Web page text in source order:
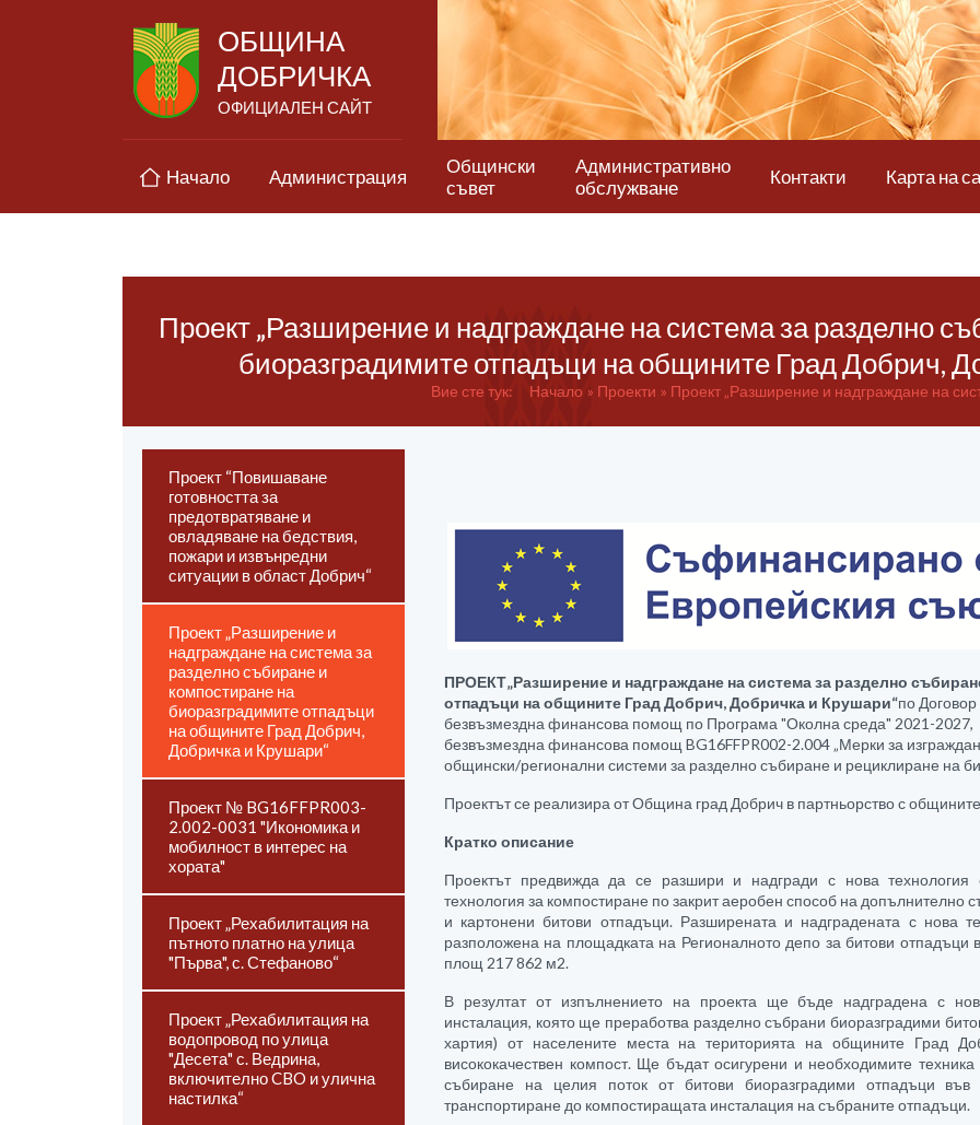
ОБЩИНА
ДОБРИЧКА
ОФИЦИАЛЕН САЙТ
Начало Администрация
Общински
съвет
Административно
обслужване
Контакти Карта на
Проект „Разширение и надграждане на система за разделно
биоразградимите отпадъци на общините Град Добрич,
Вие сте тук: Начало Проекти Проект „Разширение и надграждане на
Проект “Повишаване
готовността за
предотвратяване и
овладяване на бедствия,
пожари и извънредни
ситуации в област Добрич“
Проект „Разширение и
надграждане на система за
разделно събиране и
компостиране на
биоразградимите отпадъци
на общините Град Добрич,
Добричка и Крушари“
Проект № BG16FFPR003-
2.002-0031 "Икономика и
мобилност в интерес на
хората"
Проект „Рехабилитация на
пътното платно на улица
"Първа", с. Стефаново“
Проект „Рехабилитация на
водопровод по улица
"Десета" с. Ведрина,
включително CBO и улична
настилка“
ПРОЕКТ„Разширение и надграждане на система за разделно
отпадъци на общините Град Добрич, Добричка и Крушари“по
безвъзмездна финансова помощ по Програма "Околна среда" 2021-2027,
безвъзмездна финансова помощ BG16FFPR002-2.004 „Мерки за
общински/регионални системи за разделно събиране и рециклиране на
Проектът се реализира от Община град Добрич в партньорство с
Кратко описание
Проектът предвижда да се разшири и надгради с нова технология
технология за компостиране по закрит аеробен способ на допълнително
и картонени битови отпадъци. Разширената и надградената с нова
разположена на площадката на Регионалното депо за битови
площ 217 862 м2.
В резултат от изпълнението на проекта ще бъде надградена с
инсталация, която ще преработва разделно събрани биоразградими
хартия) от населените места на територията на общините Град
висококачествен компост. Ще бъдат осигурени и необходимите
събиране на целия поток от битови биоразградими отпадъци
транспортиране до компостиращата инсталация на събраните отпадъци.